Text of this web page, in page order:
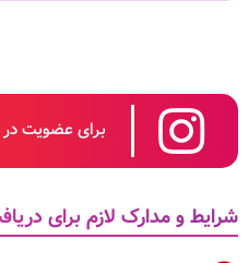
برای عضویت در
شرایط و مدارک لازم برای